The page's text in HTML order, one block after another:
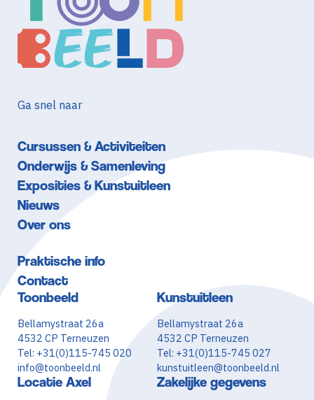
Ga snel naar
Cursussen & Activiteiten
Onderwijs & Samenleving
Exposities & Kunstuitleen
Nieuws
Over ons
Praktische info
Contact
Toonbeeld
Bellamystraat 26a
4532 CP Terneuzen
Tel: +31(0)115-745 020
info@toonbeeld.nl
Kunstuitleen
Bellamystraat 26a
4532 CP Terneuzen
Tel: +31(0)115-745 027
kunstuitleen@toonbeeld.nl
Locatie Axel Zakelijke gegevens